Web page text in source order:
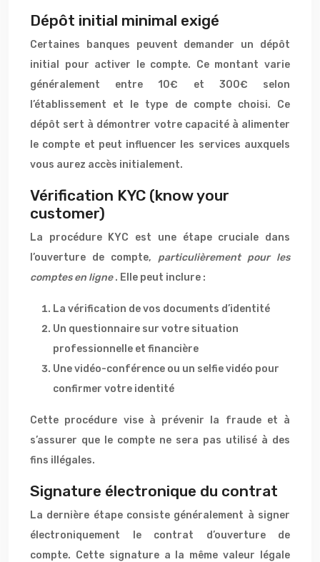
Dépôt initial minimal exigé
Certaines banques peuvent demander un dépôt
initial pour activer le compte. Ce montant varie
généralement entre 10€ et 300€ selon
l’établissement et le type de compte choisi. Ce
dépôt sert à démontrer votre capacité à alimenter
le compte et peut influencer les services auxquels
vous aurez accès initialement.
Vérification KYC (know your
customer)
La procédure KYC est une étape cruciale dans
l’ouverture de compte, particulièrement pour les
comptes en ligne. Elle peut inclure :
La vérification de vos documents d’identité
Un questionnaire sur votre situation
professionnelle et financière
Une vidéo-conférence ou un selfie vidéo pour
confirmer votre identité
Cette procédure vise à prévenir la fraude et à
s’assurer que le compte ne sera pas utilisé à des
fins illégales.
Signature électronique du contrat
La dernière étape consiste généralement à signer
électroniquement le contrat d’ouverture de
compte. Cette signature a la même valeur légale